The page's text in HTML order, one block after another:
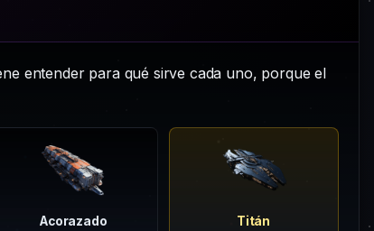
entender para qué sirve cada uno, porque el
Acorazado Titán